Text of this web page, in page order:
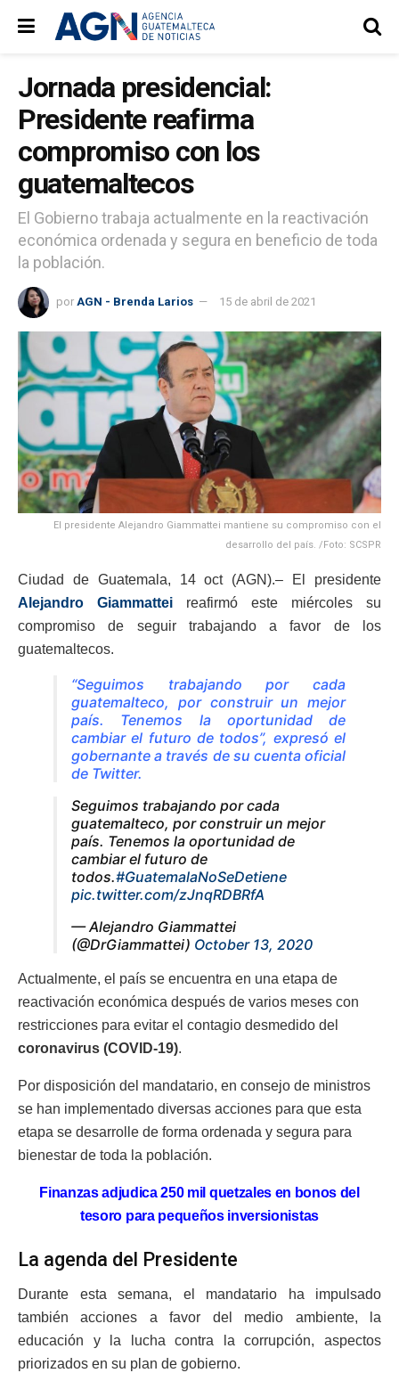
Jornada presidencial:
Presidente reafirma
compromiso con los
guatemaltecos
El Gobierno trabaja actualmente en la reactivación
económica ordenada y segura en beneficio de toda
la población.
por AGN - Brenda Larios 15 de abril de 2021
El presidente Alejandro Giammattei mantiene su compromiso con el
desarrollo del país. /Foto: SCSPR
Ciudad de Guatemala, 14 oct (AGN).– El presidente
Alejandro Giammattei reafirmó este miércoles su
compromiso de seguir trabajando a favor de los
guatemaltecos.
“Seguimos trabajando por cada
guatemalteco, por construir un mejor
país. Tenemos la oportunidad de
cambiar el futuro de todos”, expresó el
gobernante a través de su cuenta oficial
de Twitter.
Seguimos trabajando por cada
guatemalteco, por construir un mejor
país. Tenemos la oportunidad de
cambiar el futuro de
todos.#GuatemalaNoSeDetiene
pic.twitter.com/zJnqRDBRfA
— Alejandro Giammattei
(@DrGiammattei) October 13, 2020
Actualmente, el país se encuentra en una etapa de
reactivación económica después de varios meses con
restricciones para evitar el contagio desmedido del
coronavirus (COVID-19).
Por disposición del mandatario, en consejo de ministros
se han implementado diversas acciones para que esta
etapa se desarrolle de forma ordenada y segura para
bienestar de toda la población.
Finanzas adjudica 250 mil quetzales en bonos del
tesoro para pequeños inversionistas
La agenda del Presidente
Durante esta semana, el mandatario ha impulsado
también acciones a favor del medio ambiente, la
educación y la lucha contra la corrupción, aspectos
priorizados en su plan de gobierno.